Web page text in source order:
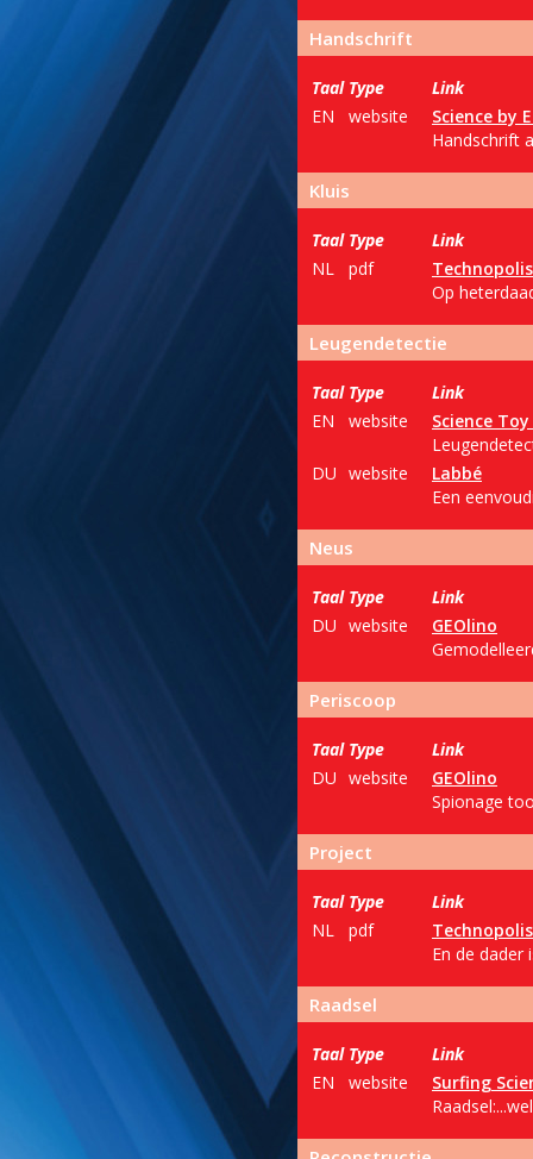
Handschrift
Taal Type
Link
EN
website
Science by
Handschrift
Kluis
Taal Type
Link
NL
pdf
Technopolis
Op
Leugendetectie
Taal Type
Link
EN
website
Science
DU website
Labbé
Een
Neus
Taal Type
Link
DU website
GEOlino
Periscoop
Taal Type
Link
DU website
GEOlino
Spionage
Project
Taal Type
Link
NL
pdf
Technopolis
En de dader
Raadsel
Taal Type
Link
EN
website
Surfing